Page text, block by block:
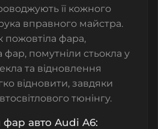
її кожного
вправного майстра.
пожовтіла фара,
фар, помутніли стьокла у
та відновлення
відновити, завдяки
тюнінгу.
авто Audi A6: